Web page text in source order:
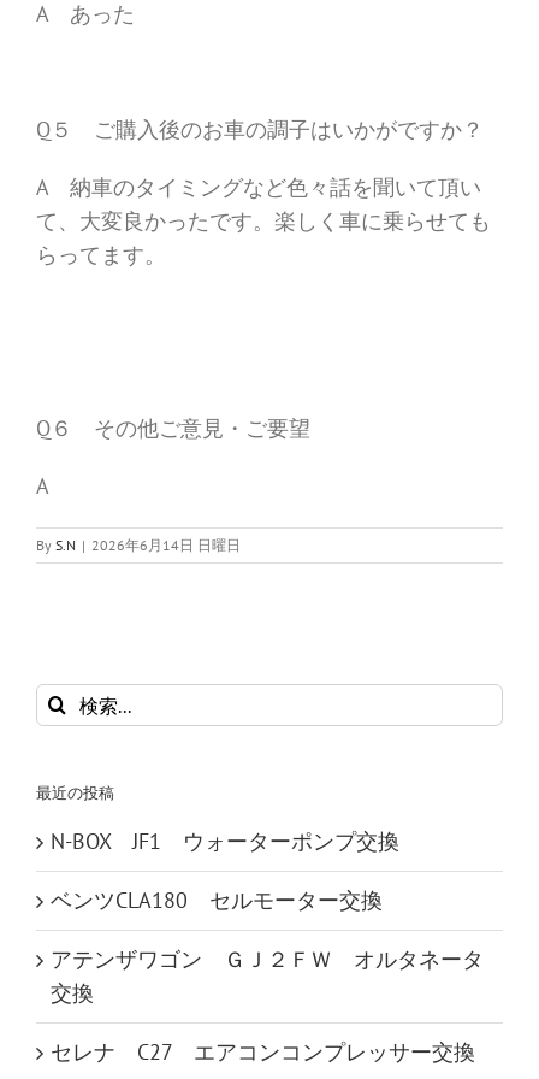
A あった
Q５ ご購入後のお車の調子はいかがですか？
A 納車のタイミングなど色々話を聞いて頂い
て、大変良かったです。楽しく車に乗らせても
らってます。
Q６ その他ご意見・ご要望
A
By S.N | 2026年6月14日 日曜日
検
索
最近の投稿
N-BOX JF1 ウォーターポンプ交換
ベンツCLA180 セルモーター交換
アテンザワゴン ＧＪ２ＦＷ オルタネータ
交換
セレナ C27 エアコンコンプレッサー交換